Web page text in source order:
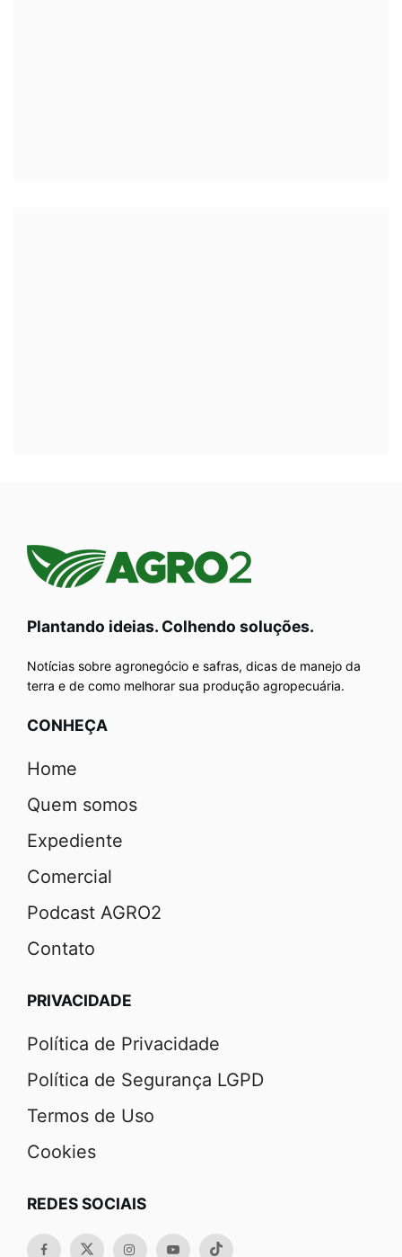
Plantando ideias. Colhendo soluções.
Notícias sobre agronegócio e safras, dicas de manejo da
terra e de como melhorar sua produção agropecuária.
CONHEÇA
Home
Quem somos
Expediente
Comercial
Podcast AGRO2
Contato
PRIVACIDADE
Política de Privacidade
Política de Segurança LGPD
Termos de Uso
Cookies
REDES SOCIAIS